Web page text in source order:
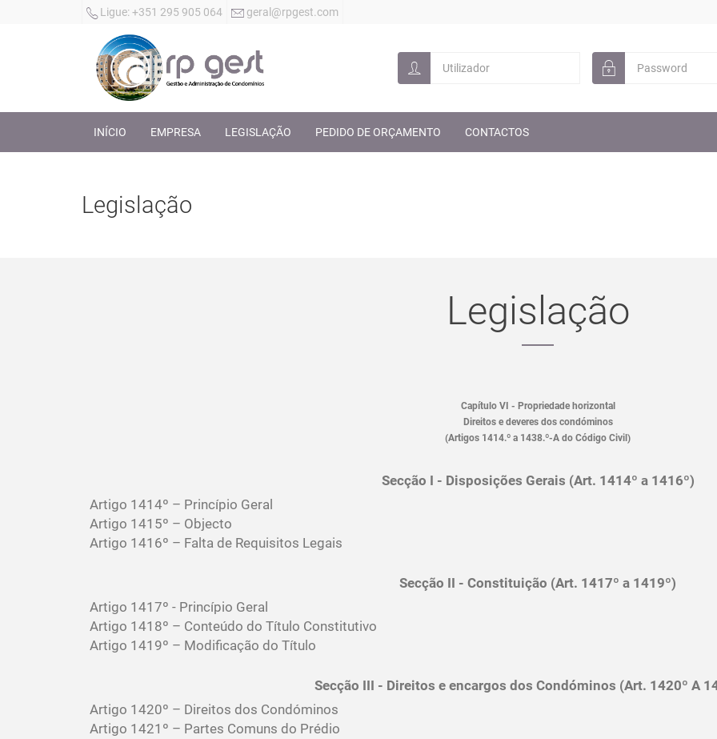
Ligue: +351 295 905 064 geral@rpgest.com
INÍCIO EMPRESA LEGISLAÇÃO PEDIDO DE ORÇAMENTO CONTACTOS
Legislação
Legislação
Capítulo VI - Propriedade horizontal
Direitos e deveres dos condóminos
(Artigos 1414.º a 1438.º-A do Código Civil)
Secção I - Disposições Gerais (Art. 1414º a 1416º)
Artigo 1414º – Princípio Geral
Artigo 1415º – Objecto
Artigo 1416º – Falta de Requisitos Legais
Secção II - Constituição (Art. 1417º a 1419º)
Artigo 1417º - Princípio Geral
Artigo 1418º – Conteúdo do Título Constitutivo
Artigo 1419º – Modificação do Título
Secção III - Direitos e encargos dos Condóminos (Art. 1420º A
Artigo 1420º – Direitos dos Condóminos
Artigo 1421º – Partes Comuns do Prédio